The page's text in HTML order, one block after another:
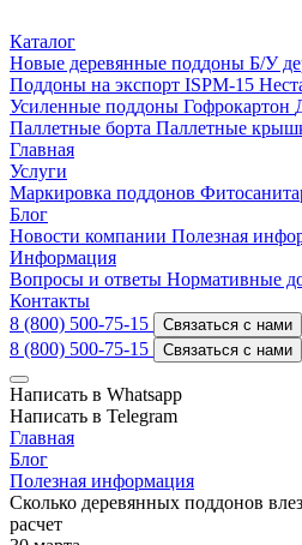
Каталог
Новые деревянные поддоны Б/У
Поддоны на экспорт ISPM-15
Усиленные поддоны Гофрокартон
Паллетные борта Паллетные
Главная
Услуги
Маркировка поддонов
Блог
Новости компании Полезная
Информация
Вопросы и ответы Нормативные
Контакты
8 (800) 500-75-15
Связаться с нами
8 (800) 500-75-15 Связаться с нами
Написать в Whatsapp
Написать в Telegram
Главная
Блог
Полезная информация
Сколько деревянных поддонов
расчет